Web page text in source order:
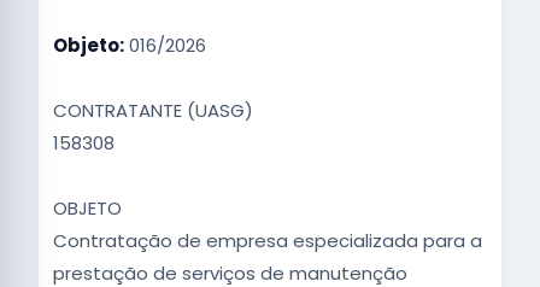
Objeto:016/2026
CONTRATANTE (UASG)
158308
OBJETO
Contratação de empresa especializada para a
prestação de serviços de manutenção